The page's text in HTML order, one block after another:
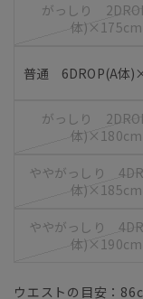
がっしり
体)×175cm
普通 6DROP(A体
がっしり
体)×180cm
ややがっしり
体)×185cm
ややがっしり
体)×190cm
ウエストの目安： 86